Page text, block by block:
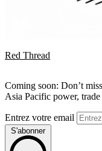
Red Thread
Coming soon: Don’t
Asia Pacific power, trade
Entrez votre email
S'abonner